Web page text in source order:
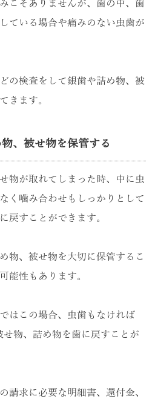
こそありませんが、歯の中、歯
ている場合や痛みのない虫歯が
の検査をして銀歯や詰め物、被
きます。
、被せ物を保管する
物が取れてしまった時、中に虫
く噛み合わせもしっかりとして
戻すことができます。
物、被せ物を大切に保管するこ
能性もあります。
はこの場合、虫歯もなければ
物、詰め物を歯に戻すことが
請求に必要な明細書、還付金、